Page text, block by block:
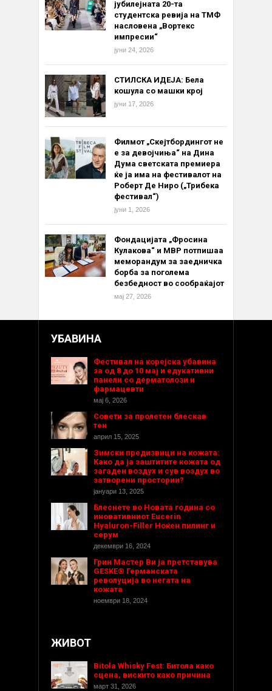
јубилејната 20-та
студентска ревија на ТМФ
насловена „Вортекс
импресии“
јуни 24, 2026
СТИЛСКА ИДЕЈА: Бела
кошула со машки крој
јуни 17, 2026
Филмот „Скејтбордингот не
е за девојчиња“ на Дина
Дума светската премиера
ќе ја има на фестивалот на
Роберт Де Ниро („Трибека
фестивал“)
јуни 1, 2026
Фондацијата „Фросина
Кулакова“ и МВР потпишаа
меморандум за заедничка
борба за поголема
безбедност во сообраќајот
мај 27, 2026
УБАВИНА
Фестивал на корејска убавина
за од 8 до 10 мај и едукативни
панели со дерматолози и
фармацевти
мај 6, 2026
Совети за пролетен блескав
тен
април 15, 2025
Зимски предизвици на кожата:
Како да ја заштитите кожата од
загаден воздух и сув воздух во
затворени простории?
јануари 13, 2025
Блеснете во Новата година со
иновативниот Eucerin
Hyaluron-Filler Ноќен пилинг и
серум
декември 16, 2024
Грин Мастер Ви ја претставува
GESKE® Германската
револуција во негата на
кожата
ноември 18, 2024
ЖИВОТ
Bitola Whisky Fest: Битола како
сцена, вискито како причина
март 31, 2026